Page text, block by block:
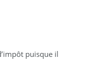
puisque il